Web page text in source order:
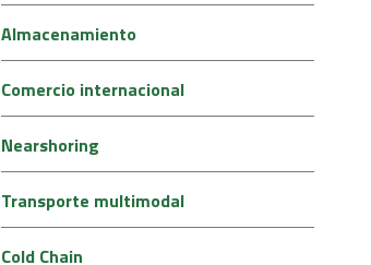
Almacenamiento
Comercio internacional
Nearshoring
Transporte multimodal
Cold Chain